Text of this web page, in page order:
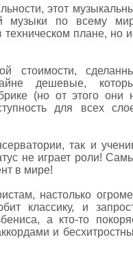
этот
музыки по всему
плане, но
стоимости,
дешевые,
(но от этого они
для всех
так и
не играет роли!
в мире!
настолько
классику, и
а кто-то
и